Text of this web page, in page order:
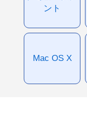
ント
Mac OS X